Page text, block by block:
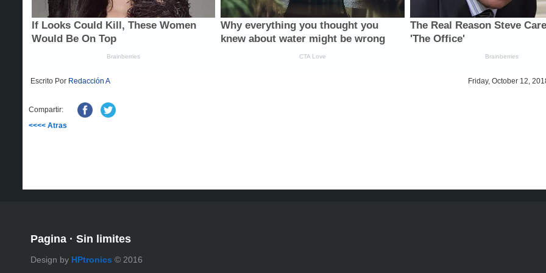
Escrito Por Redacción A Friday, October 12,
Compartir:
<<<< Atras
Pagina · Sin limites
Design by HPtronics © 2016